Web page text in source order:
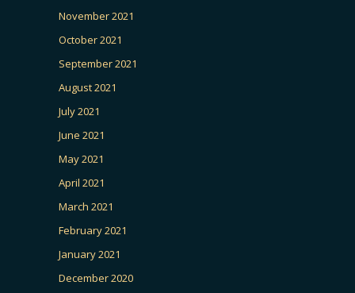
November 2021
October 2021
September 2021
August 2021
July 2021
June 2021
May 2021
April 2021
March 2021
February 2021
January 2021
December 2020